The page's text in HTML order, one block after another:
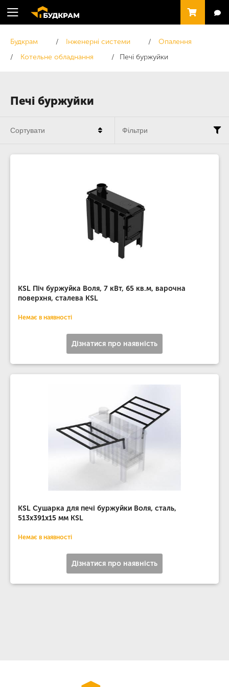
Печі буржуйки
Будкрам Інженерні системи
Опалення
Котельне обладнання
Печі буржуйки
KSL Піч буржуйка Воля, 7 кВт, 65 кв.м, варочна
поверхня, сталева KSL
Немає в наявності
Дізнатися про наявність
KSL Сушарка для печі буржуйки Воля, сталь,
513х391х15 мм KSL
Немає в наявності
Дізнатися про наявність
Сортувати Фільтри